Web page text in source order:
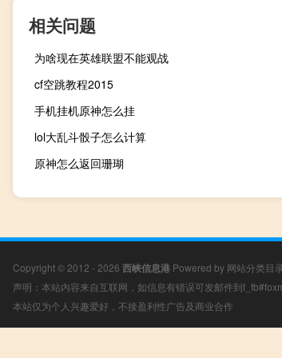
相关问题
为啥现在英雄联盟不能观战
cf空跳教程2015
手机挂机原神怎么挂
lol大乱斗骰子怎么计算
原神怎么返回珊瑚
Copyright © 2012 - 2026 西峡信息港 Powered by 网站分类目
声明：本站内容来自互联网，如信息有错误可发邮件到
本站仅为个人兴趣爱好，不接盈利性广告及商业合作